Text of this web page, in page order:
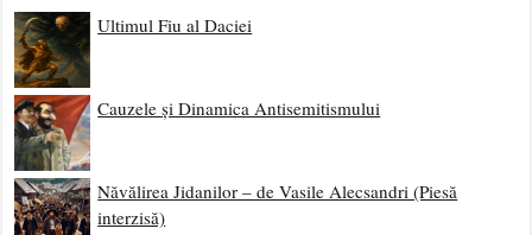
Ultimul Fiu al Daciei
Cauzele și Dinamica Antisemitismului
Năvălirea Jidanilor – de Vasile Alecsandri (Piesă
interzisă)